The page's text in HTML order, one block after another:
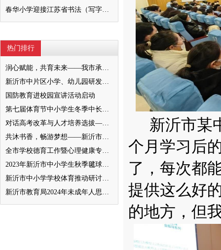
春华小学迎接江苏省书法（写字）特色学校验收
热门排行
润心赋能，共育未来——我市承办徐州市“润心”行动暨家庭教育宣传周展示活动
新沂市中片区小学、幼儿园研发卓越课程暨班主任素养提升培训活动举行
国防教育进校园宣讲活动启动
第七届体育节中小学生冬季中长跑、跳绳比赛举行
对话高考改革与人才培养选拔——我与清北教授面对面
共沐书香，畅游梦想——新沂市缔造完美教室名师工作室到唐店尚营小学捐赠图书
全市学校德育工作暨心理健康专项督导迎检会议召开
2023年新沂市中小学生秋季毽球比赛举行
新沂市中小学学校体育推动研讨会举行
新沂市教育局2024年未成年人思想道德建设工作品牌——家校共育新活力“5A家庭教育陪跑行动”
新沂市某
个月学习后
了，每次都
提供这么好
的地方，但